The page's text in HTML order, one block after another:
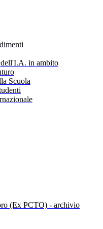
in ambito
Scuola
(Ex PCTO) - archivio